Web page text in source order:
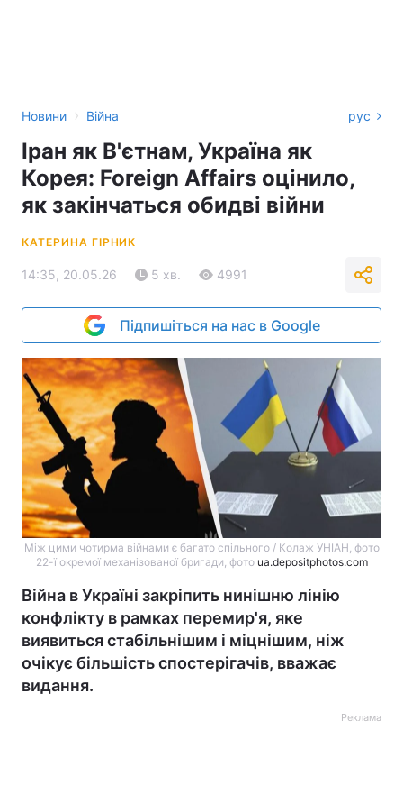
Новини › Війна рус
Іран як В'єтнам, Україна як
Корея: Foreign Affairs оцінило,
як закінчаться обидві війни
КАТЕРИНА ГІРНИК
14:35, 20.05.26 5 хв. 4991
Підпишіться на нас в Google
Між цими чотирма війнами є багато спільного / Колаж УНІАН, фото
22-ї окремої механізованої бригади, фото ua.depositphotos.com
Війна в Україні закріпить нинішню лінію
конфлікту в рамках перемир'я, яке
виявиться стабільнішим і міцнішим, ніж
очікує більшість спостерігачів, вважає
видання.
Реклама